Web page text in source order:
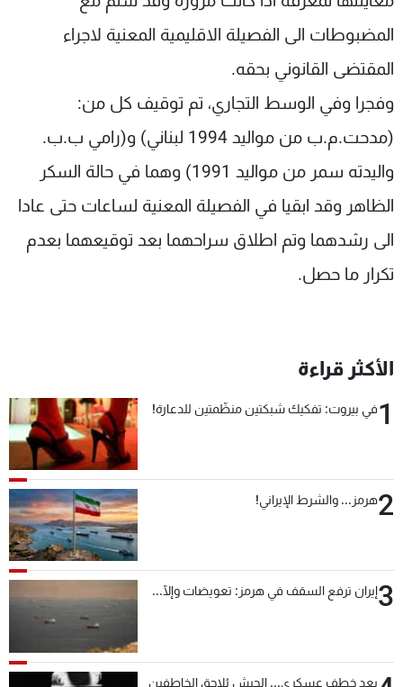
المضبوطات الى الفصيلة الاقليمية المعنية لاجراء
المقتضى القانوني بحقه.
وفجرا وفي الوسط التجاري، تم توقيف كل من:
(مدحت.م.ب من مواليد 1994 لبناني) و(رامي ب.ب.
واليدته سمر من مواليد 1991) وهما في حالة السكر
الظاهر وقد ابقيا في الفصيلة المعنية لساعات حتى عادا
الى رشدهما وتم اطلاق سراحهما بعد توقيعهما بعدم
تكرار ما حصل.
الأكثر قراءة
1في بيروت: تفكيك شبكتين منظّمتين للدعارة!
2هرمز... والشرط الإيراني!
3إيران ترفع السقف في هرمز: تعويضات وإلّا...
بعد خطف عسكري... الجيش يُلاحق الخاطفين